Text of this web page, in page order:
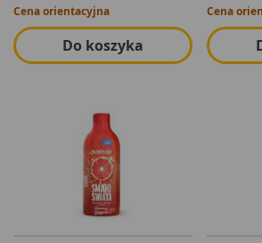
Cena orientacyjna
Do koszyka
Cena